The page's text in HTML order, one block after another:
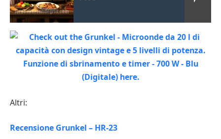
Altri:
Recensione Grunkel – HR-23